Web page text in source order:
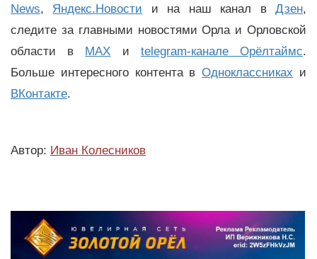
News, Яндекс.Новости и на наш канал вДзен,
следите за главными новостями Орла и Орловской
области в MAX и telegram-канале Орёлтаймс.
Больше интересного контента вОдноклассниках и
ВКонтакте.
Автор: Иван Колесников